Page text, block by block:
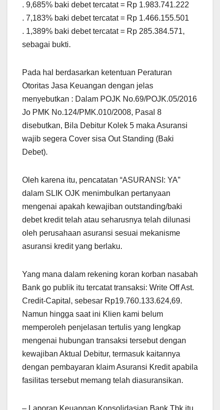
. 9,685% baki debet tercatat = Rp 1.983.741.222
. 7,183% baki debet tercatat = Rp 1.466.155.501
. 1,389% baki debet tercatat = Rp 285.384.571,
sebagai bukti.
Pada hal berdasarkan ketentuan Peraturan
Otoritas Jasa Keuangan dengan jelas
menyebutkan : Dalam POJK No.69/POJK.05/2016
Jo PMK No.124/PMK.010/2008, Pasal 8
disebutkan, Bila Debitur Kolek 5 maka Asuransi
wajib segera Cover sisa Out Standing (Baki
Debet).
Oleh karena itu, pencatatan “ASURANSI: YA”
dalam SLIK OJK menimbulkan pertanyaan
mengenai apakah kewajiban outstanding/baki
debet kredit telah atau seharusnya telah dilunasi
oleh perusahaan asuransi sesuai mekanisme
asuransi kredit yang berlaku.
Yang mana dalam rekening koran korban nasabah
Bank go publik itu tercatat transaksi: Write Off Ast.
Credit-Capital, sebesar Rp19.760.133.624,69.
Namun hingga saat ini Klien kami belum
memperoleh penjelasan tertulis yang lengkap
mengenai hubungan transaksi tersebut dengan
kewajiban Aktual Debitur, termasuk kaitannya
dengan pembayaran klaim Asuransi Kredit apabila
fasilitas tersebut memang telah diasuransikan.
– Laporan Keuangan Konsolidasian.Bank Tbk itu